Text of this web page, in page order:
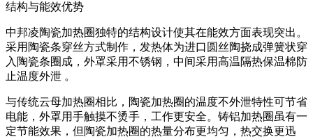
结构与能效优势
中邦凌陶瓷加热圈独特的结构设计使其在能效方面表现突出。
采用陶瓷条穿丝方式制作，发热体为进口圆丝陶挠成弹簧状穿
入陶瓷条圈成，外罩采用不锈钢，中间采用高温隔热保温棉防
止温度外泄 。
与传统云母加热圈相比，陶瓷加热圈的温度不外泄特性可节省
电能，外罩用手触摸不烫手，工作更安全。铸铝加热圈虽有一
定节能效果，但陶瓷加热圈的热量分布更均匀，热交换更迅